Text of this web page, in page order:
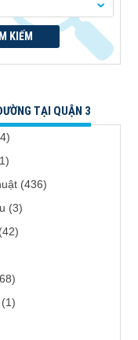
KIẾM
TẠI QUẬN 3
(436)
(3)